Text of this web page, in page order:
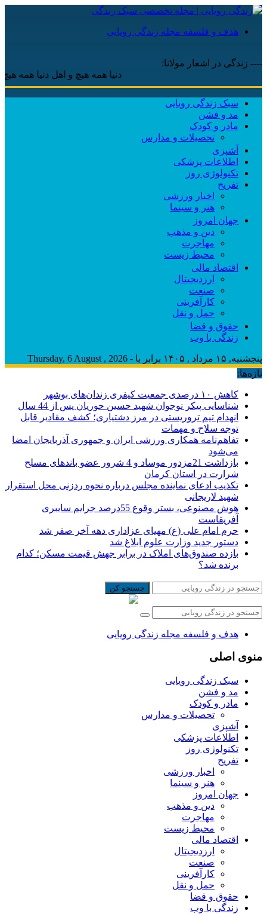
هدف و فلسفه مجله زندگی رویایی
---- زندگی در اشعار مولانا:
دنیا همه هیچ و اهل دنیا همه هیچ ،
سبک زندگی رویایی
مد و فشن
مادر و کودک
تحصیلات و مدارس
آشپزی
اطلاعات پزشکی
تکنولوژی روز
تفریح
اخبار ورزشی
هنر و سینما
جهان امروز
دین و مذهب
مهاجرت
محیط زیست
اقتصاد مالی
ارزدیجیتال
صنعت
کارآفرینی
حمل و نقل
حقوق و قضا
زندگی با وب
پنجشنبه, ۱۵ مرداد , ۱۴۰۵ برابر با - Thursday, 6 August , 2026
تازه‌ها:
کاهش ۱۰ درصدی جمعیت کیفری زندان‌های بوشهر
شناسایی پیکر نوجوان شهید حسین حوریان پس از 44 سال
انهدام تیم تروریستی در مرز دشتیاری؛ کشف مقادیر قابل
توجه سلاح و مهمات
تفاهم‌نامه همکاری ورزشی ایران و جمهوری آذربایجان امضا
می‌شود
بازداشت 21مزدور موساد و 4 شرور عضو باندهای مسلح
شرارت در استان کرمان
تکذیب ادعای نماینده مجلس درباره نحوه ردزنی محل استقرار
شهید لاریجانی
هوش مصنوعی، بستر وقوع 55درصد جرایم سایبری
آفریقاست
حرم امام علی (ع) مهیای عزاداری دهه آخر صفر شد
دستور جدید وزارت علوم ابلاغ شد
بازده صندوق‌های املاک در برابر جهش قیمت مسکن؛ کدام
برنده شد؟
جستجو کن
هدف و فلسفه مجله زندگی رویایی
منوی اصلی
سبک زندگی رویایی
مد و فشن
مادر و کودک
تحصیلات و مدارس
آشپزی
اطلاعات پزشکی
تکنولوژی روز
تفریح
اخبار ورزشی
هنر و سینما
جهان امروز
دین و مذهب
مهاجرت
محیط زیست
اقتصاد مالی
ارزدیجیتال
صنعت
کارآفرینی
حمل و نقل
حقوق و قضا
زندگی با وب